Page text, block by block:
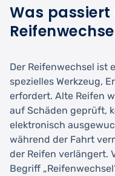
Was passiert
Der Reifenwechsel ist
spezielles Werkzeug,
erfordert. Alte Reifen
auf Schäden geprüft,
elektronisch
während der Fahrt
der Reifen verlängert.
Begriff